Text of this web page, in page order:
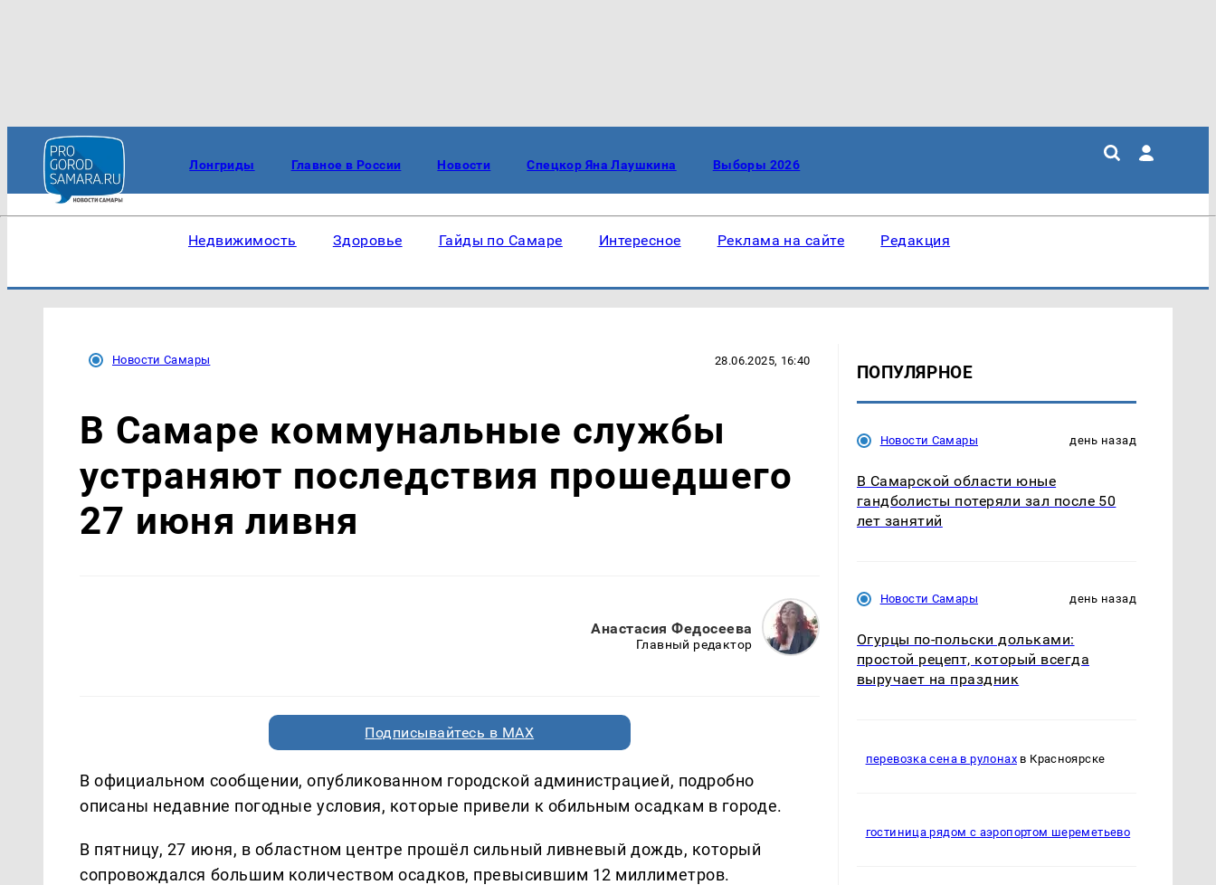
Лонгриды Главное в России Новости Спецкор Яна Лаушкина Выборы 2026
Недвижимость Здоровье Гайды по Самаре Интересное Реклама на сайте Редакция
Новости Самары 28.06.2025, 16:40
В Самаре коммунальные службы
устраняют последствия прошедшего
27 июня ливня
Анастасия Федосеева
Главный редактор
Подписывайтесь в MAX
В официальном сообщении, опубликованном городской администрацией, подробно
описаны недавние погодные условия, которые привели к обильным осадкам в городе.
В пятницу, 27 июня, в областном центре прошёл сильный ливневый дождь, который
сопровождался большим количеством осадков, превысившим 12 миллиметров.
ПОПУЛЯРНОЕ
Новости Самары день назад
В Самарской области юные
гандболисты потеряли зал после 50
лет занятий
Новости Самары день назад
Огурцы по‑польски дольками:
простой рецепт, который всегда
выручает на праздник
перевозка сена в рулонахв Красноярске
гостиница рядом с аэропортом шереметьево